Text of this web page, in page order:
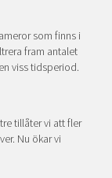
som finns i
fram antalet
viss tidsperiod.
tillåter vi att fler
Nu ökar vi